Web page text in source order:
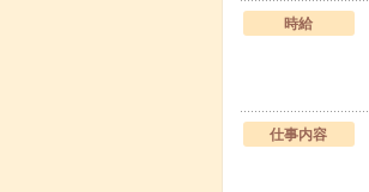
時給
仕事内容